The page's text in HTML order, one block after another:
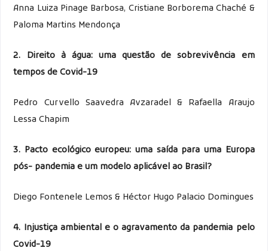
Anna Luiza Pinage Barbosa, Cristiane Borborema Chaché &
Paloma Martins Mendonça
2. Direito à água: uma questão de sobrevivência em
tempos de Covid-19
Pedro Curvello Saavedra Avzaradel & Rafaella Araujo
Lessa Chapim
3. Pacto ecológico europeu: uma saída para uma Europa
pós- pandemia e um modelo aplicável ao Brasil?
Diego Fontenele Lemos & Héctor Hugo Palacio Domingues
4. Injustiça ambiental e o agravamento da pandemia pelo
Covid-19